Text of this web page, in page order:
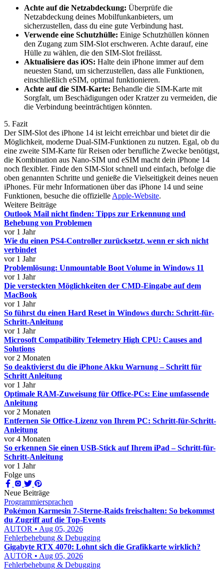
Achte auf die Netzabdeckung: Überprüfe die
Netzabdeckung deines Mobilfunkanbieters, um
sicherzustellen, dass du eine gute Verbindung hast.
Verwende eine Schutzhülle: Einige Schutzhüllen können
den Zugang zum SIM-Slot erschweren. Achte darauf, eine
Hülle zu wählen, die den SIM-Slot freilässt.
Aktualisiere das iOS: Halte dein iPhone immer auf dem
neuesten Stand, um sicherzustellen, dass alle Funktionen,
einschließlich eSIM, optimal funktionieren.
Achte auf die SIM-Karte: Behandle die SIM-Karte mit
Sorgfalt, um Beschädigungen oder Kratzer zu vermeiden, die
die Verbindung beeinträchtigen könnten.
5. Fazit
Der SIM-Slot des iPhone 14 ist leicht erreichbar und bietet dir die
Möglichkeit, moderne Dual-SIM-Funktionen zu nutzen. Egal, ob du
eine zweite SIM-Karte für Reisen oder berufliche Zwecke benötigst,
die Kombination aus Nano-SIM und eSIM macht dein iPhone 14
noch flexibler. Finde den SIM-Slot schnell und einfach, befolge die
oben genannten Schritte und genieße die Vielseitigkeit deines neuen
iPhones. Für mehr Informationen über das iPhone 14 und seine
Funktionen, besuche die offizielle Apple-Website.
Weitere Beiträge
Outlook Mail nicht finden: Tipps zur Erkennung und
Behebung von Problemen
vor 1 Jahr
Wie du einen PS4-Controller zurücksetzt, wenn er sich nicht
verbindet
vor 1 Jahr
Problemlösung: Unmountable Boot Volume in Windows 11
vor 1 Jahr
Die versteckten Möglichkeiten der CMD-Eingabe auf dem
MacBook
vor 1 Jahr
So führst du einen Hard Reset in Windows durch: Schritt-für-
Schritt-Anleitung
vor 1 Jahr
Microsoft Compatibility Telemetry High CPU: Causes and
Solutions
vor 2 Monaten
So deaktivierst du die iPhone Akku Warnung – Schritt für
Schritt Anleitung
vor 1 Jahr
Optimale RAM-Zuweisung für Office-PCs: Eine umfassende
Anleitung
vor 2 Monaten
Entfernen Sie Office-Lizenz von Ihrem PC: Schritt-für-Schritt-
Anleitung
vor 4 Monaten
So erkennen Sie einen USB-Stick auf Ihrem iPad – Schritt-für-
Schritt-Anleitung
vor 1 Jahr
Folge uns
Neue Beiträge
Programmiersprachen
Pokémon Karmesin 7-Sterne-Raids freischalten: So bekommst
du Zugriff auf die Top-Events
AUTOR • Aug 05, 2026
Fehlerbehebung & Debugging
Gigabyte RTX 4070: Lohnt sich die Grafikkarte wirklich?
AUTOR • Aug 05, 2026
Fehlerbehebung & Debugging